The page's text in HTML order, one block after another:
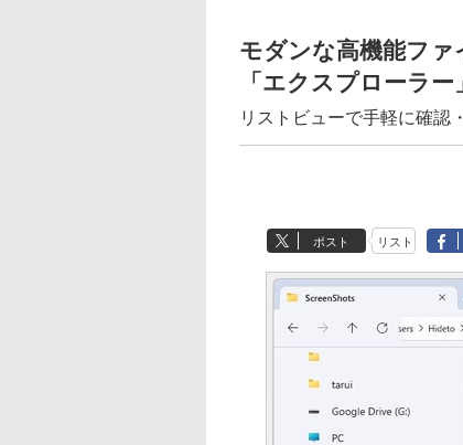
モダンな高機能フ
「エクスプローラ
リストビューで手軽に確認
ポスト リスト